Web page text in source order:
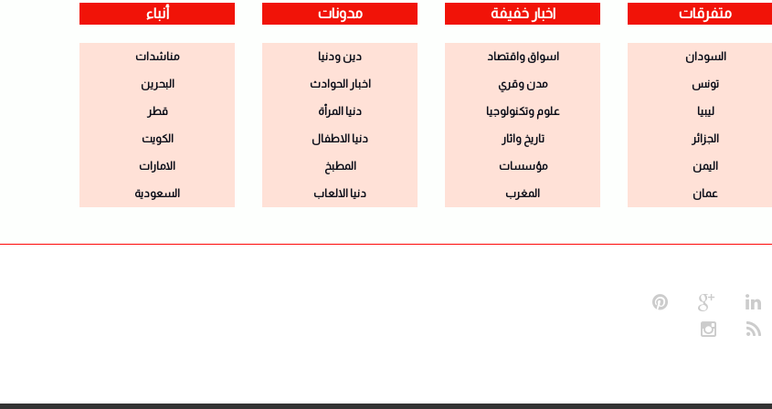
متفرقات
السودان
تونس
ليبيا
الجزائر
اليمن
عمان
اخبار خفيفة
اسواق واقتصاد
مدن وقري
علوم وتكنولوجيا
تاريخ واثار
مؤسسات
المغرب
مدونات
دين ودنيا
اخبار الحوادث
دنيا المرأة
دنيا الاطفال
المطبخ
دنيا الالعاب
أنباء
مناشدات
البحرين
قطر
الكويت
الامارات
السعودية